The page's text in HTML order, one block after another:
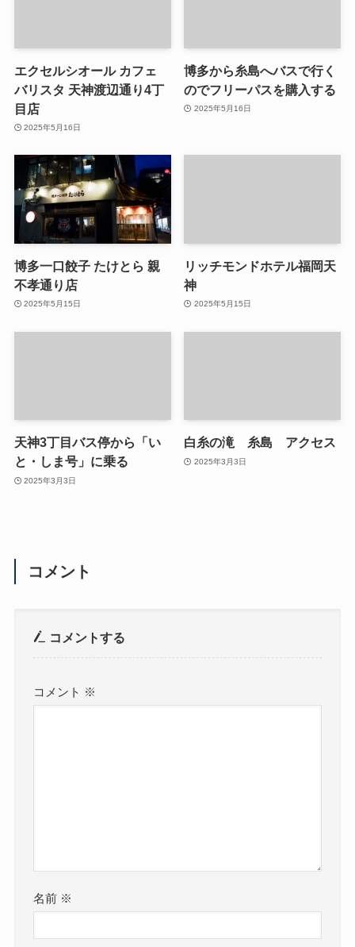
エクセルシオール カフェ
バリスタ 天神渡辺通り4丁
目店
2025年5月16日
博多から糸島へバスで行く
のでフリーパスを購入する
2025年5月16日
博多一口餃子 たけとら 親
不孝通り店
2025年5月15日
リッチモンドホテル福岡天
神
2025年5月15日
天神3丁目バス停から「い
と・しま号」に乗る
2025年3月3日
白糸の滝 糸島 アクセス
2025年3月3日
コメント
コメントする
コメント ※
名前 ※